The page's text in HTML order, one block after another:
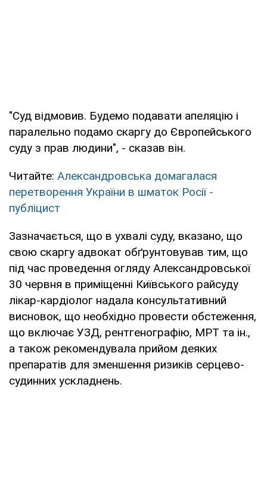
"Суд відмовив. Будемо подавати апеляцію і
паралельно подамо скаргу до Європейського
суду з прав людини", - сказав він.
Читайте: Александровська домагалася
перетворення України в шматок Росії -
публіцист
Зазначається, що в ухвалі суду, вказано, що
свою скаргу адвокат обґрунтовував тим, що
під час проведення огляду Александровської
30 червня в приміщенні Київського райсуду
лікар-кардіолог надала консультативний
висновок, що необхідно провести обстеження,
що включає УЗД, рентгенографію, МРТ та ін.,
а також рекомендувала прийом деяких
препаратів для зменшення ризиків серцево-
судинних ускладнень.